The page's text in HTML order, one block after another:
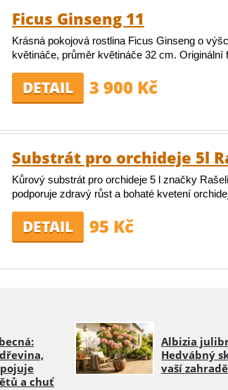
Ficus Ginseng 11
Krásná pokojová rostlina Ficus Ginseng o
květináče, průměr květináče 32 cm. Originální
DETAIL 3 900 Kč
Substrát pro orchideje 5l
Kůrový substrát pro orchideje 5 l značky
podporuje zdravý růst a bohaté kvetení
DETAIL 95 Kč
a chuť
Albizia
Hedvábný
vaší zahradě